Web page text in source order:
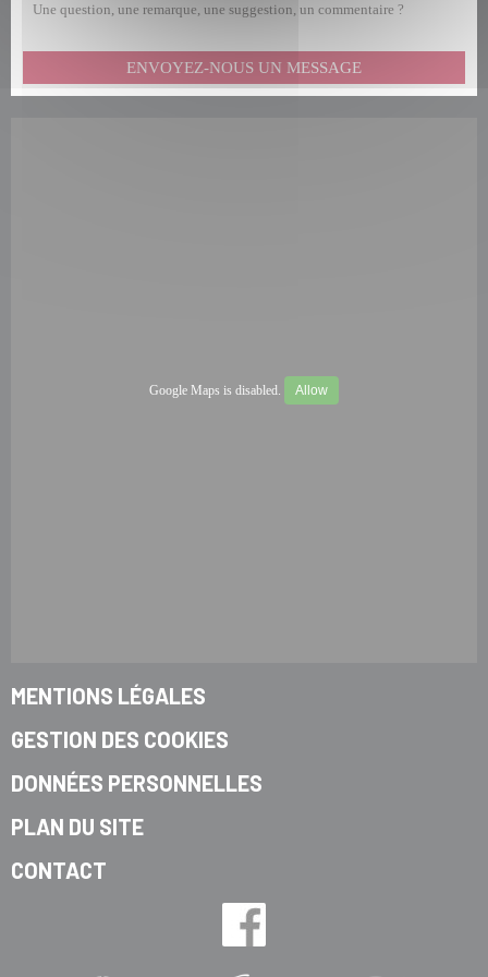
Une question, une remarque, une suggestion, un commentaire ?
ENVOYEZ-NOUS UN MESSAGE
Google Maps is disabled. Allow
MENTIONS LÉGALES
GESTION DES COOKIES
DONNÉES PERSONNELLES
PLAN DU SITE
CONTACT